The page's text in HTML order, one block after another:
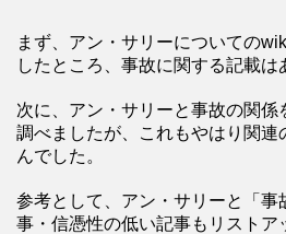
まず、アン・サリーについての
したところ、事故に関する記載は
次に、アン・サリーと事故の関係
調べましたが、これもやはり関連
んでした。
参考として、アン・サリーと「事
事・信憑性の低い記事もリストア